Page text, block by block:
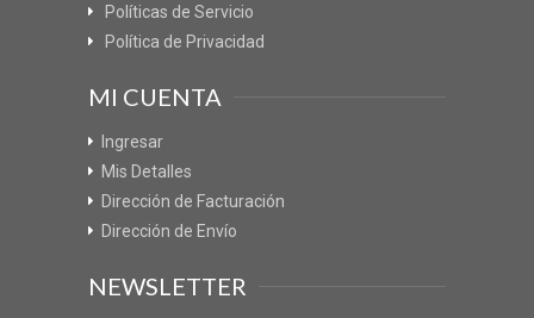
Políticas de Servicio
Política de Privacidad
MI CUENTA
Ingresar
Mis Detalles
Dirección de Facturación
Dirección de Envío
NEWSLETTER